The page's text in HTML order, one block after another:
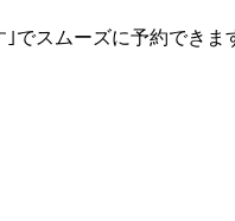
でスムーズに予約できま